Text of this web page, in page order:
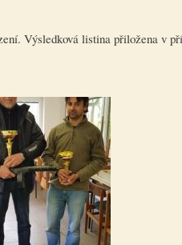
Výsledková listina přiložena v